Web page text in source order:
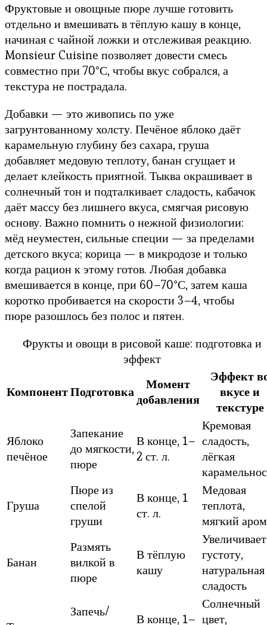
Фруктовые и овощные пюре лучше готовить
отдельно и вмешивать в тёплую кашу в конце,
начиная с чайной ложки и отслеживая реакцию.
Monsieur Cuisine позволяет довести смесь
совместно при 70°С, чтобы вкус собрался, а
текстура не пострадала.
Добавки — это живопись по уже
загрунтованному холсту. Печёное яблоко даёт
карамельную глубину без сахара, груша
добавляет медовую теплоту, банан сгущает и
делает клейкость приятной. Тыква окрашивает в
солнечный тон и подталкивает сладость, кабачок
даёт массу без лишнего вкуса, смягчая рисовую
основу. Важно помнить о нежной физиологии:
мёд неуместен, сильные специи — за пределами
детского вкуса; корица — в микродозе и только
когда рацион к этому готов. Любая добавка
вмешивается в конце, при 60–70°С, затем каша
коротко пробивается на скорости 3–4, чтобы
пюре разошлось без полос и пятен.
Фрукты и овощи в рисовой каше: подготовка и
эффект
КомпонентПодготовка
Момент
добавления
Эффект
вкусе и
текстуре
Яблоко
печёное
Запекание
до мягкости,
пюре
В конце, 1–
2 ст. л.
Кремовая
сладость,
лёгкая
Груша
Пюре из
спелой
груши
В конце, 1
ст. л.
Медовая
теплотa,
мягкий
Банан
Размять
вилкой в
пюре
В тёплую
кашу
Увеличивает
густоту,
натуральная
сладость
Запечь/
В конце, 1–
Солнечный
цвет,